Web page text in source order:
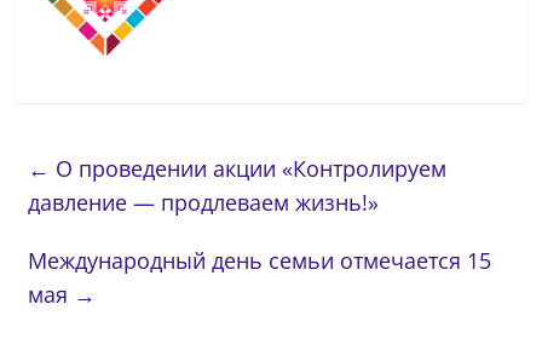
← О проведении акции «Контролируем
давление — продлеваем жизнь!»
Международный день семьи отмечается 15
мая →